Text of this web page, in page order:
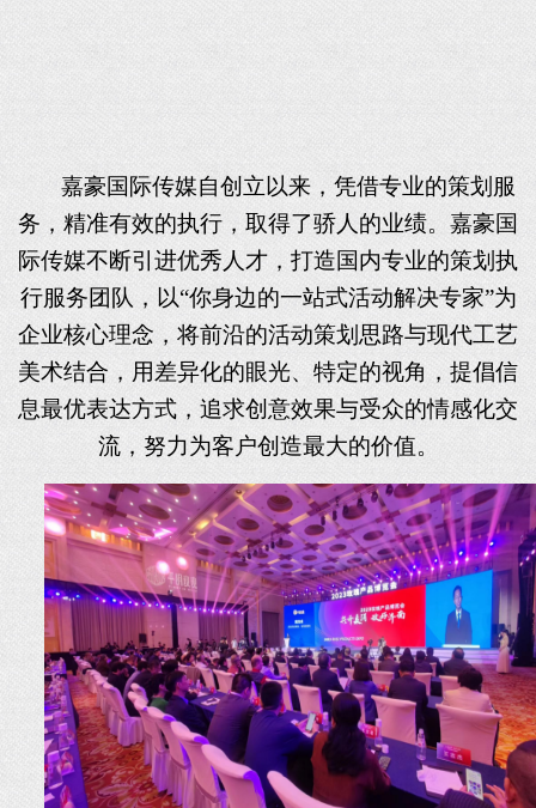
嘉豪国际传媒自创立以来，凭借专业的策划服
务，精准有效的执行，取得了骄人的业绩。 嘉豪国
际传媒不断引进优秀人才，打造国内专业的策划执
行服务团队，以“你身边的一站式活动解决专家”为
企业核心理念，将前沿的活动策划思路与现代工艺
美术结合，用差异化的眼光、特定的视角，提倡信
息最优表达方式，追求创意效果与受众的情感化交
流，努力为客户创造最大的价值。